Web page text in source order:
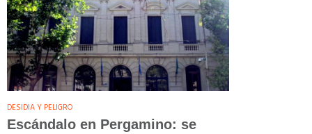
DESIDIA Y PELIGRO
Escándalo en Pergamino: se